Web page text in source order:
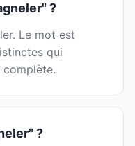
?
Le mot est
qui
?